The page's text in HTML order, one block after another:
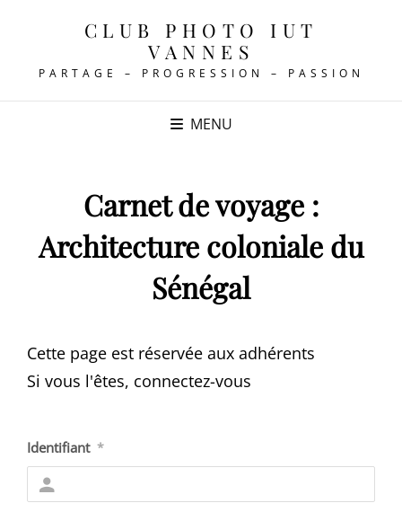
CLUB PHOTO IUT
VANNES
PARTAGE – PROGRESSION – PASSION
MENU
Carnet de voyage :
Architecture coloniale du
Sénégal
Cette page est réservée aux adhérents
Si vous l'êtes, connectez-vous
Identifiant *